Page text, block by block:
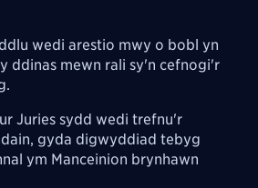
wedi arestio mwy o bobl yn
ddinas mewn rali sy'n cefnogi'r
Juries sydd wedi trefnu'r
gyda digwyddiad tebyg
ym Manceinion brynhawn